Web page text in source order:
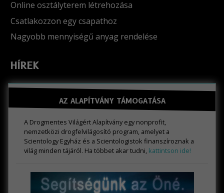
Online osztályterem létrehozása
Csatlakozzon egy csapathoz
Nagyobb mennyiségű anyag rendelése
HÍREK
AZ ALAPÍTVÁNY TÁMOGATÁSA
A Drogmentes Világért Alapítvány egy nonprofit,
nemzetközi drogfelvilágosító program, amelyet a
Scientology Egyház és a Scientologistok finanszíroznak a
világ minden tájáról. Ha többet akar tudni, kattintson ide!